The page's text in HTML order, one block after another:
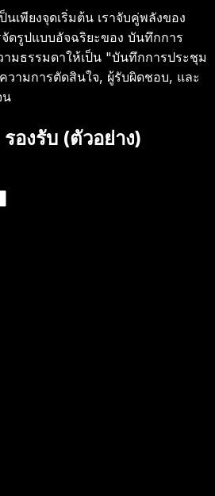
นเพียงจุดเริ่มต้น เราจับคู่พลังของ
ดรูปแบบอัจฉริยะของ บันทึกการ
มธรรมดาให้เป็น "บันทึกการประชุม
วามการตัดสินใจ, ผู้รับผิดชอบ, และ
น
องรับ (ตัวอย่าง)